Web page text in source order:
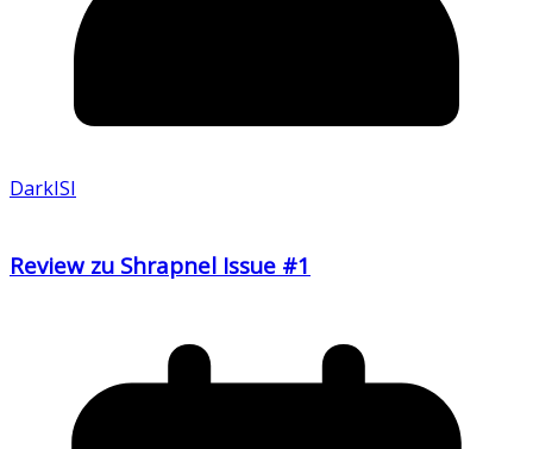
DarkISI
Review zu Shrapnel Issue #1